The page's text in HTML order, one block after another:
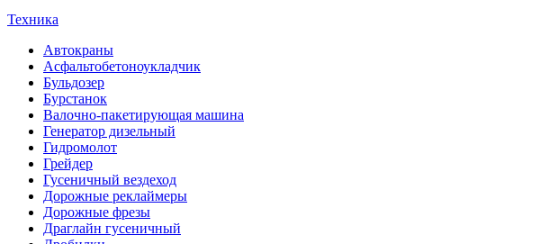
Техника
Автокраны
Асфальтобетоноукладчик
Бульдозер
Бурстанок
Валочно-пакетирующая машина
Генератор дизельный
Гидромолот
Грейдер
Гусеничный вездеход
Дорожные реклаймеры
Дорожные фрезы
Драглайн гусеничный